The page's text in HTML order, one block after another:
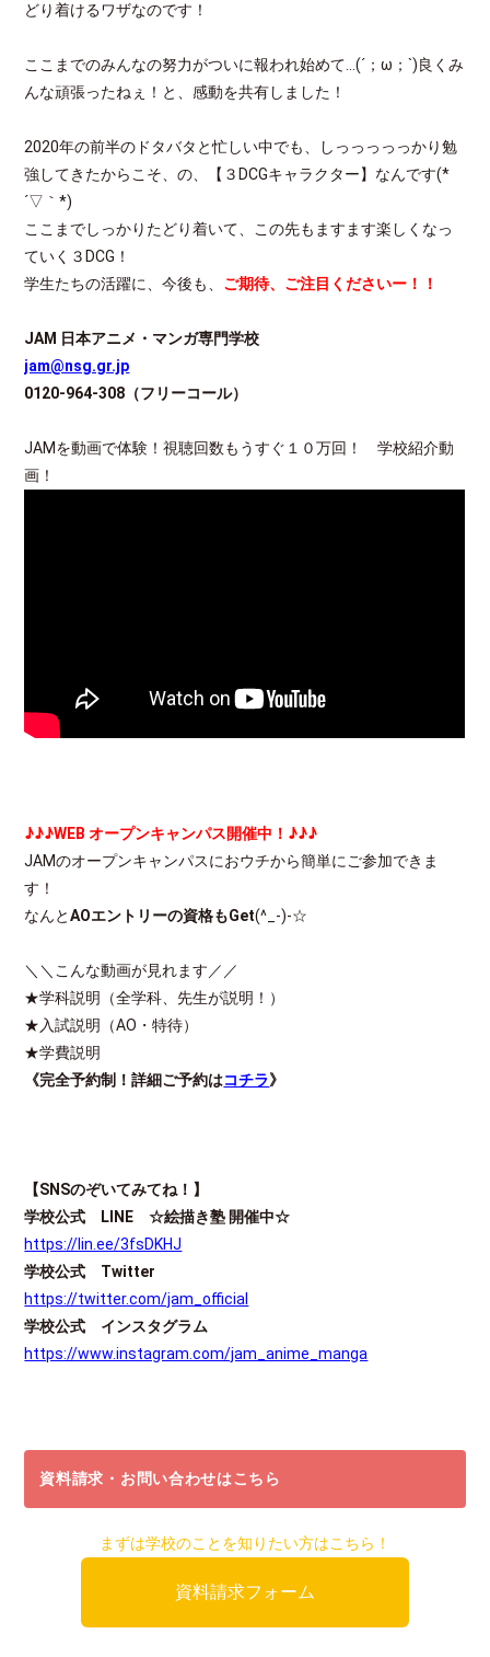
どり着けるワザなのです！
ここまでのみんなの努力がついに報われ始めて…(´；ω；`)良くみ
んな頑張ったねぇ！と、感動を共有しました！
2020年の前半のドタバタと忙しい中でも、しっっっっっかり勉
強してきたからこそ、の、【３DCGキャラクター】なんです(*
´▽｀*)
ここまでしっかりたどり着いて、この先もますます楽しくなっ
ていく３DCG！
学生たちの活躍に、今後も、 ご期待、ご注目くださいー！！
JAM 日本アニメ・マンガ専門学校
jam@nsg.gr.jp
0120-964-308 （フリーコール）
JAMを動画で体験！視聴回数もうすぐ１０万回！ 学校紹介動
画！
♪♪♪WEBオープンキャンパス開催中！ ♪♪♪
JAMのオープンキャンパスにおウチから簡単にご参加できま
す！
なんとAOエントリーの資格もGet(^_-)-☆
＼＼こんな動画が見れます／／
★学科説明（全学科、先生が説明！）
★入試説明（AO・特待）
★学費説明
《完全予約制！詳細ご予約はコチラ》
【SNSのぞいてみてね！】
学校公式
LINE ☆絵描き塾 開催中☆
https://lin.ee/3fsDKHJ
学校公式 Twitter
https://twitter.com/jam_official
学校公式 インスタグラム
https://www.instagram.com/jam_anime_manga
資料請求・お問い合わせはこちら
まずは学校のことを知りたい方はこちら！
資料請求フォーム